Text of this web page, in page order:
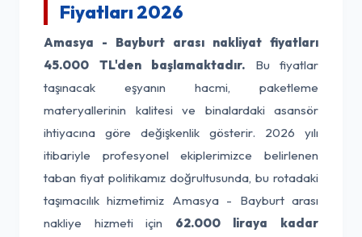
Fiyatları 2026
Amasya - Bayburt arası nakliyat fiyatları
45.000 TL'den başlamaktadır. Bu fiyatlar
taşınacak eşyanın hacmi, paketleme
materyallerinin kalitesi ve binalardaki asansör
ihtiyacına göre değişkenlik gösterir. 2026 yılı
itibariyle profesyonel ekiplerimizce belirlenen
taban fiyat politikamız doğrultusunda, bu rotadaki
taşımacılık hizmetimiz Amasya - Bayburt arası
nakliye hizmeti için 62.000 liraya kadar